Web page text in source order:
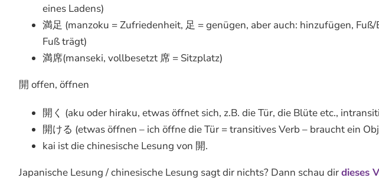
eines Ladens)
満足 (manzoku = Zufriedenheit, 足 = genügen, aber auch: hinzufügen,
Fuß trägt)
満席(manseki, vollbesetzt 席 = Sitzplatz)
開 offen, öffnen
開く (aku oder hiraku, etwas öffnet sich, z.B. die Tür, die Blüte etc.,
開ける (etwas öffnen – ich öffne die Tür = transitives Verb – braucht ein
kai ist die chinesische Lesung von 開.
Japanische Lesung / chinesische Lesung sagt dir nichts? Dann schau dirdieses